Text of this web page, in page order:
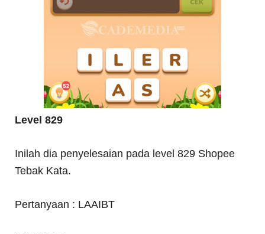
Level 829
Inilah dia penyelesaian pada level 829 Shopee
Tebak Kata.
Pertanyaan : LAAIBT